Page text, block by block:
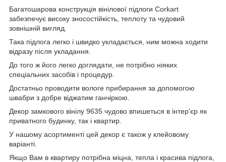
Багатошарова конструкція вінілової підлоги Corkart
забезпечує високу зносостійкість, теплоту та чудовий
зовнішній вигляд.
Така підлога легко і швидко укладається, ним можна ходити
відразу після укладання.
До того ж його легко доглядати, не потрібно ніяких
спеціальних засобів і процедур.
Достатньо проводити вологе прибирання за допомогою
швабри з добре віджатим ганчіркою.
Декор замкового вінілу 9635 чудово впишеться в інтер'єр як
приватного будинку, так і квартир.
У нашому асортименті цей декор є також у клейовому
варіанті.
Якщо Вам в квартиру потрібна міцна, тепла і красива підлога,